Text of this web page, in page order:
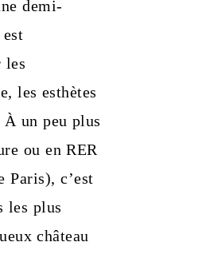
demi-
les
les esthètes
un peu plus
ou en RER
Paris), c’est
les plus
château